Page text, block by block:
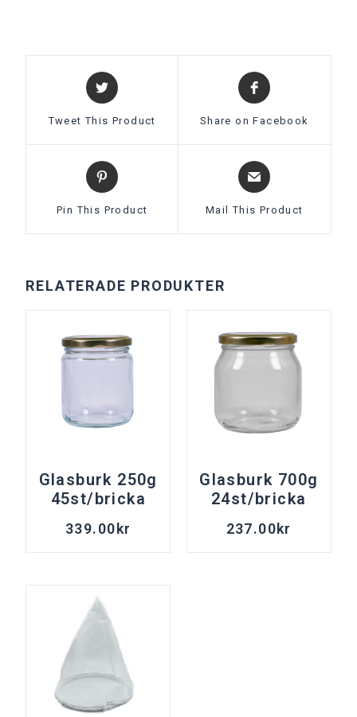
Tweet This Product Share on Facebook
Pin This Product Mail This Product
RELATERADE PRODUKTER
Glasburk 250g
45st/bricka
339.00kr
Glasburk 700g
24st/bricka
237.00kr